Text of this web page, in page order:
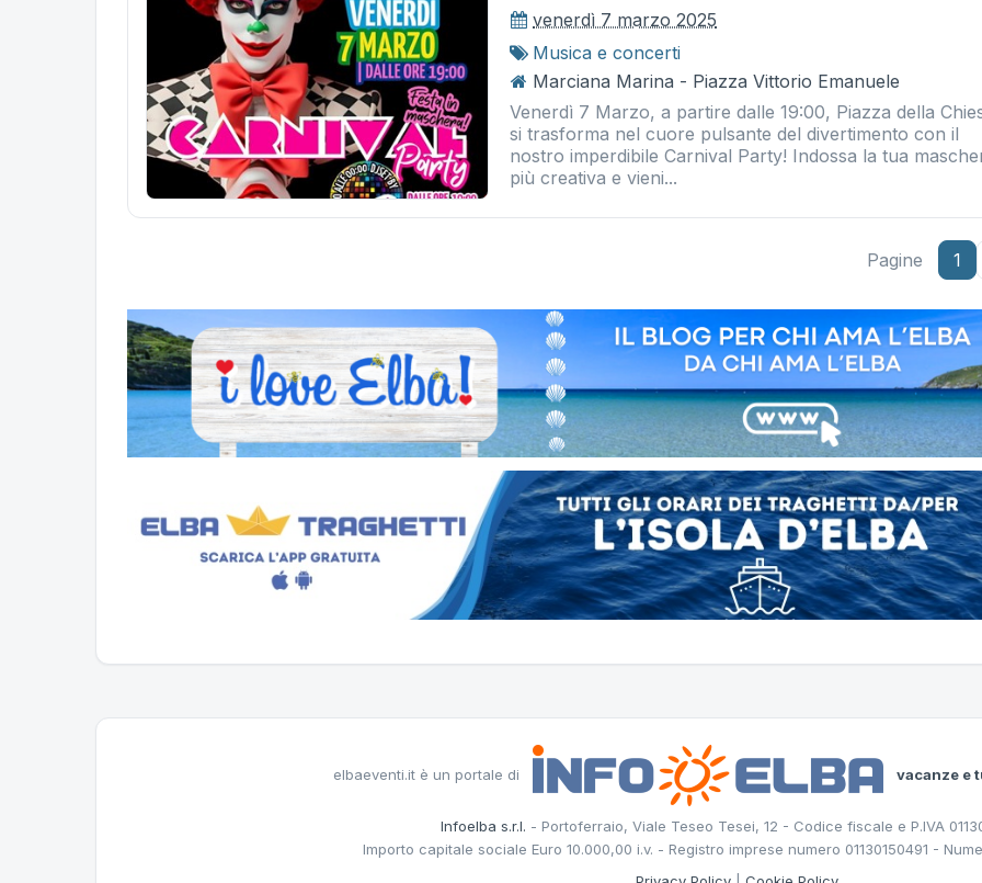
venerdì 7 marzo 2025
Musica e concerti
Marciana Marina - Piazza Vittorio Emanuele
Venerdì 7 Marzo, a partire dalle 19:00, Piazza della
si trasforma nel cuore pulsante del divertimento con il
nostro imperdibile Carnival Party! Indossa la tua
più creativa e vieni...
Pagine 1
elbaeventi.it è un portale di vacanze e
Infoelba s.r.l. - Portoferraio, Viale Teseo Tesei, 12 - Codice fiscale e P.IVA
Importo capitale sociale Euro 10.000,00 i.v. - Registro imprese numero 01130150491 -